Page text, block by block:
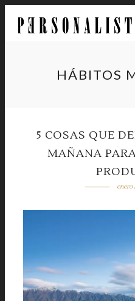
HÁBITOS
5 COSAS QUE
MAÑANA
enero